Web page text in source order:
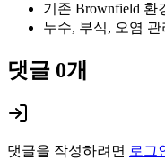
기존 Brownfield 환
누수, 부식, 오염 관
댓글 0개
댓글을 작성하려면 로그